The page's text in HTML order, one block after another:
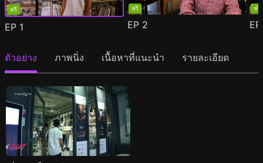
ฟรี
EP 1
ฟรี
EP 2
ฟรี
ตัวอย่าง ภาพนิ่ง เนื้อหาที่แนะนำ รายละเอียด